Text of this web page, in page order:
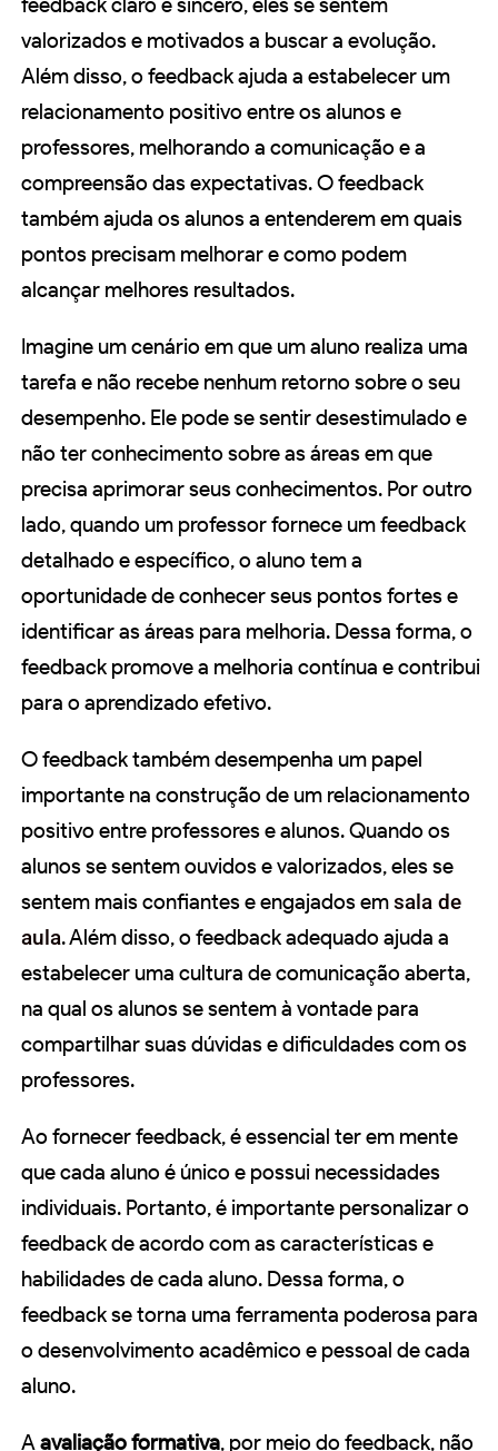
valorizados e motivados a buscar a evolução.
Além disso, o feedback ajuda a estabelecer um
relacionamento positivo entre os alunos e
professores, melhorando a comunicação e a
compreensão das expectativas. O feedback
também ajuda os alunos a entenderem em quais
pontos precisam melhorar e como podem
alcançar melhores resultados.
Imagine um cenário em que um aluno realiza uma
tarefa e não recebe nenhum retorno sobre o seu
desempenho. Ele pode se sentir desestimulado e
não ter conhecimento sobre as áreas em que
precisa aprimorar seus conhecimentos. Por outro
lado, quando um professor fornece um feedback
detalhado e específico, o aluno tem a
oportunidade de conhecer seus pontos fortes e
identificar as áreas para melhoria. Dessa forma, o
feedback promove a melhoria contínua e contribui
para o aprendizado efetivo.
O feedback também desempenha um papel
importante na construção de um relacionamento
positivo entre professores e alunos. Quando os
alunos se sentem ouvidos e valorizados, eles se
sentem mais confiantes e engajados emsala de
aula. Além disso, o feedback adequado ajuda a
estabelecer uma cultura de comunicação aberta,
na qual os alunos se sentem à vontade para
compartilhar suas dúvidas e dificuldades com os
professores.
Ao fornecer feedback, é essencial ter em mente
que cada aluno é único e possui necessidades
individuais. Portanto, é importante personalizar o
feedback de acordo com as características e
habilidades de cada aluno. Dessa forma, o
feedback se torna uma ferramenta poderosa para
o desenvolvimento acadêmico e pessoal de cada
aluno.
Aavaliação formativa, por meio do feedback, não